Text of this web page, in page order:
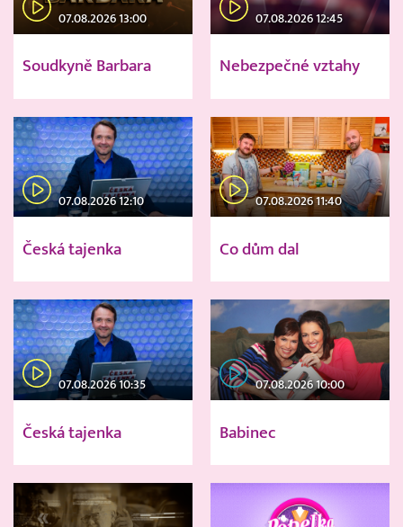
07.08.2026 13:00
Soudkyně Barbara
07.08.2026 12:45
Nebezpečné vztahy
07.08.2026 12:10
Česká tajenka
07.08.2026 11:40
Co dům dal
07.08.2026 10:35
Česká tajenka
07.08.2026 10:00
Babinec